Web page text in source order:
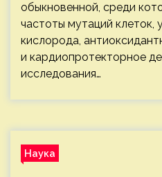
обыкновенной, среди
частоты мутаций клеток,
кислорода,
и кардиопротекторное
исследования…
Наука